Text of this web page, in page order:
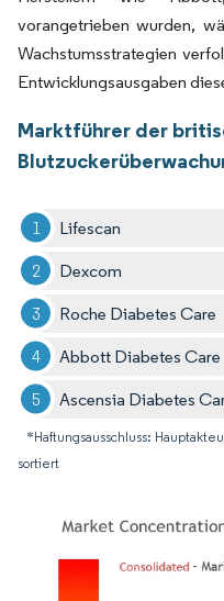
vorangetrieben wurden,
Wachstumsstrategien
Entwicklungsausgaben
Marktführer der
Lifescan
Dexcom
Roche Diabetes Care
Abbott Diabetes Care
Ascensia Diabetes
*Haftungsausschluss:
sortiert